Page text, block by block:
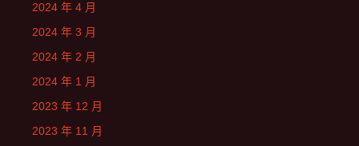
2024 年 4 月
2024 年 3 月
2024 年 2 月
2024 年 1 月
2023 年 12 月
2023 年 11 月